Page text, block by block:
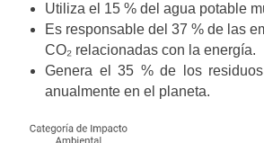
Utiliza el 15 % del agua potable
Es responsable del 37 % de las
CO₂ relacionadas con la energía.
Genera el 35 % de los
anualmente en el planeta.